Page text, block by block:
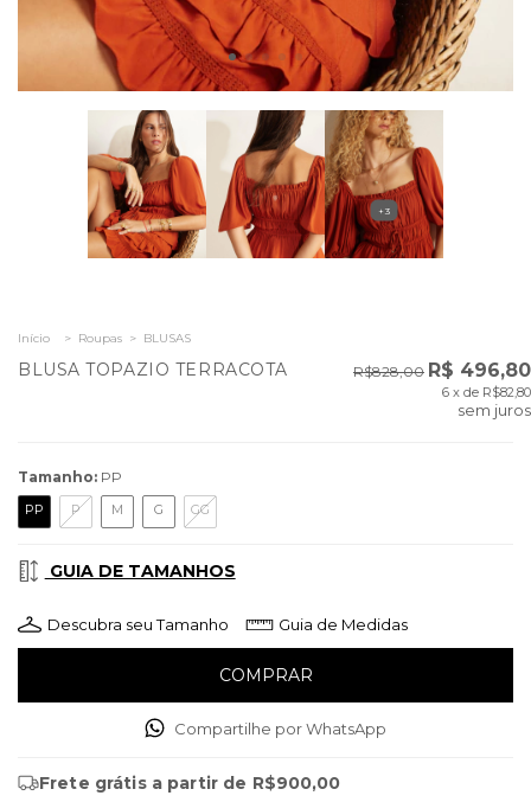
+3
Início > Roupas > BLUSAS
BLUSA TOPAZIO TERRACOTA R$828,00 R$ 496,80
6 x de R$82,80
sem juros
Tamanho: PP
PP P M G GG
GUIA DE TAMANHOS
Descubra seu Tamanho Guia de Medidas
Compartilhe por WhatsApp
Frete grátis a partir de R$900,00